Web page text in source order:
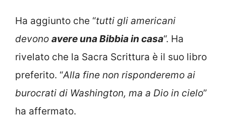
Ha aggiunto che “tutti gli americani
devono avere una Bibbia in casa“. Ha
rivelato che la Sacra Scrittura è il suo libro
preferito. “Alla fine non risponderemo ai
burocrati di Washington, ma a Dio in cielo”
ha affermato.